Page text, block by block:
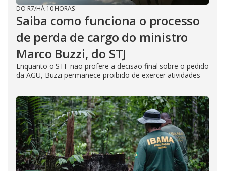
DO R7/HÁ 10 HORAS
Saiba como funciona o processo
de perda de cargo do ministro
Marco Buzzi, do STJ
Enquanto o STF não profere a decisão final sobre o pedido
da AGU, Buzzi permanece proibido de exercer atividades